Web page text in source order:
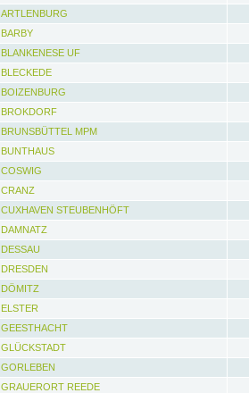
ARTLENBURG
BARBY
BLANKENESE UF
BLECKEDE
BOIZENBURG
BROKDORF
BRUNSBÜTTEL MPM
BUNTHAUS
COSWIG
CRANZ
CUXHAVEN STEUBENHÖFT
DAMNATZ
DESSAU
DRESDEN
DÖMITZ
ELSTER
GEESTHACHT
GLÜCKSTADT
GORLEBEN
GRAUERORT REEDE